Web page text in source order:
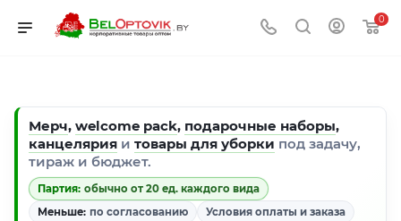
0
Мерч, welcome pack, подарочные наборы,
канцелярия и товары для уборки под задачу,
тираж и бюджет.
Партия: обычно от 20 ед. каждого вида
Меньше: по согласованию Условия оплаты и заказа